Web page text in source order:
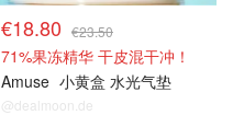
€18.80 €23.50
71%果冻精华 干皮混干冲！
Amuse 小黄盒 水光气垫
@dealmoon.de